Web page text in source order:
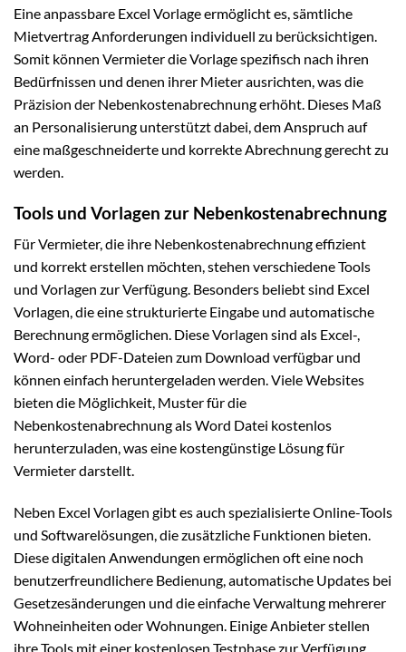
Eine anpassbare Excel Vorlage ermöglicht es, sämtliche
Mietvertrag Anforderungen individuell zu berücksichtigen.
Somit können Vermieter die Vorlage spezifisch nach ihren
Bedürfnissen und denen ihrer Mieter ausrichten, was die
Präzision der Nebenkostenabrechnung erhöht. Dieses Maß
an Personalisierung unterstützt dabei, dem Anspruch auf
eine maßgeschneiderte und korrekte Abrechnung gerecht zu
werden.
Tools und Vorlagen zur Nebenkostenabrechnung
Für Vermieter, die ihre Nebenkostenabrechnung effizient
und korrekt erstellen möchten, stehen verschiedene Tools
und Vorlagen zur Verfügung. Besonders beliebt sind Excel
Vorlagen, die eine strukturierte Eingabe und automatische
Berechnung ermöglichen. Diese Vorlagen sind als Excel-,
Word- oder PDF-Dateien zum Download verfügbar und
können einfach heruntergeladen werden. Viele Websites
bieten die Möglichkeit, Muster für die
Nebenkostenabrechnung als Word Datei kostenlos
herunterzuladen, was eine kostengünstige Lösung für
Vermieter darstellt.
Neben Excel Vorlagen gibt es auch spezialisierte Online-Tools
und Softwarelösungen, die zusätzliche Funktionen bieten.
Diese digitalen Anwendungen ermöglichen oft eine noch
benutzerfreundlichere Bedienung, automatische Updates bei
Gesetzesänderungen und die einfache Verwaltung mehrerer
Wohneinheiten oder Wohnungen. Einige Anbieter stellen
ihre Tools mit einer kostenlosen Testphase zur Verfügung,